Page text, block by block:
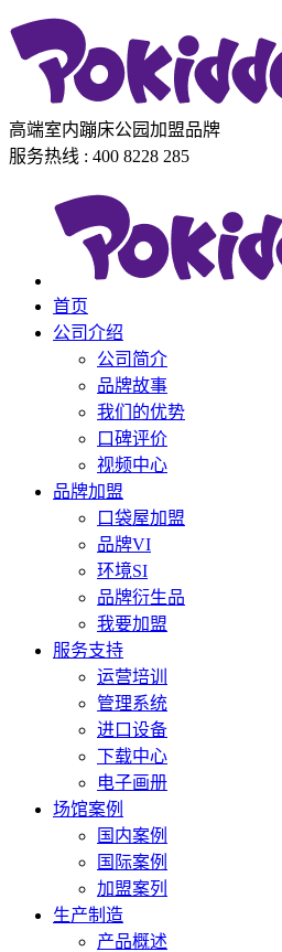
高端室内蹦床公园加盟品牌
服务热线 : 400 8228 285
首页
公司介绍
公司简介
品牌故事
我们的优势
口碑评价
视频中心
品牌加盟
口袋屋加盟
品牌VI
环境SI
品牌衍生品
我要加盟
服务支持
运营培训
管理系统
进口设备
下载中心
电子画册
场馆案例
国内案例
国际案例
加盟案列
生产制造
产品概述